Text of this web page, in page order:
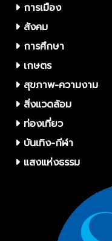
การเมือง
สังคม
การศึกษา
เกษตร
สุขภาพ-ความงาม
สิ่งแวดล้อม
ท่องเที่ยว
บันเทิง-กีฬา
แสงแห่งธรรม